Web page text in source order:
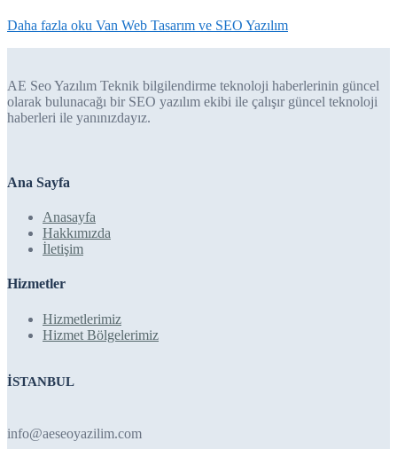
Daha fazla oku Van Web Tasarım ve SEO Yazılım
AE Seo Yazılım Teknik bilgilendirme teknoloji haberlerinin güncel
olarak bulunacağı bir SEO yazılım ekibi ile çalışır güncel teknoloji
haberleri ile yanınızdayız.
Ana Sayfa
Anasayfa
Hakkımızda
İletişim
Hizmetler
Hizmetlerimiz
Hizmet Bölgelerimiz
İSTANBUL
info@aeseoyazilim.com